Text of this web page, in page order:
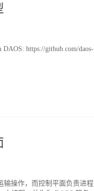
DAOS: https://github.com/daos-
输操作，而控制平面负责进程